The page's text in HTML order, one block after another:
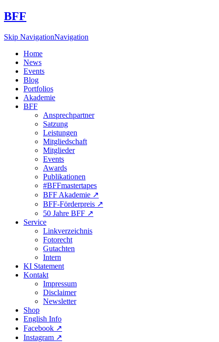
BFF
Skip NavigationNavigation
Home
News
Events
Blog
Portfolios
Akademie
BFF
Ansprechpartner
Satzung
Leistungen
Mitgliedschaft
Mitglieder
Events
Awards
Publikationen
#BFFmastertapes
BFF Akademie ↗︎
BFF-Förderpreis ↗︎
50 Jahre BFF ↗︎
Service
Linkverzeichnis
Fotorecht
Gutachten
Intern
KI Statement
Kontakt
Impressum
Disclaimer
Newsletter
Shop
English Info
Facebook ↗︎
Instagram ↗︎